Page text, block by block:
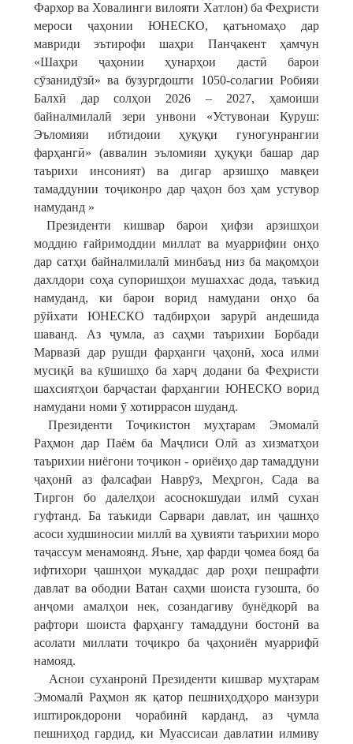
Фархор ва Ховалинги вилояти Хатлон) ба Феҳристи
мероси ҷаҳонии ЮНЕСКО, қатъномаҳо дар
мавриди эътирофи шаҳри Панҷакент ҳамчун
«Шаҳри ҷаҳонии ҳунарҳои дастӣ барои
сӯзанидӯзӣ» ва бузургдошти 1050-солагии Робияи
Балхӣ дар солҳои 2026 – 2027, ҳамоиши
байналмилалӣ зери унвони «Устувонаи Куруш:
Эъломияи ибтидоии ҳуқуқи гуногунрангии
фарҳангӣ» (аввалин эъломияи ҳуқуқи башар дар
таърихи инсоният) ва дигар арзишҳо мавқеи
тамаддунии тоҷиконро дар ҷаҳон боз ҳам устувор
намуданд »
Президенти кишвар барои ҳифзи арзишҳои
моддию ғайримоддии миллат ва муаррифии онҳо
дар сатҳи байналмилалӣ минбаъд низ ба мақомҳои
дахлдори соҳа супоришҳои мушаххас дода, таъкид
намуданд, ки барои ворид намудани онҳо ба
рӯйхати ЮНЕСКО тадбирҳои зарурӣ андешида
шаванд. Аз ҷумла, аз саҳми таърихии Борбади
Марвазӣ дар рушди фарҳанги ҷаҳонӣ, хоса илми
мусиқӣ ва кӯшишҳо ба харҷ додани ба Феҳристи
шахсиятҳои барҷастаи фарҳангии ЮНЕСКО ворид
намудани номи ӯ хотиррасон шуданд.
Президенти Тоҷикистон муҳтарам Эмомалӣ
Раҳмон дар Паём ба Маҷлиси Олӣ аз хизматҳои
таърихии ниёгони тоҷикон - ориёиҳо дар тамаддуни
ҷаҳонӣ аз фалсафаи Наврӯз, Меҳргон, Сада ва
Тиргон бо далелҳои асоснокшудаи илмӣ сухан
гуфтанд. Ба таъкиди Сарвари давлат, ин ҷашнҳо
асоси худшиносии миллӣ ва ҳувияти таърихии моро
таҷассум менамоянд. Яъне, ҳар фарди ҷомеа бояд ба
ифтихори ҷашнҳои муқаддас дар роҳи пешрафти
давлат ва ободии Ватан саҳми шоиста гузошта, бо
анҷоми амалҳои нек, созандагиву бунёдкорӣ ва
рафтори шоиста фарҳангу тамаддуни бостонӣ ва
асолати миллати тоҷикро ба ҷаҳониён муаррифӣ
намояд.
Аснои суханронӣ Президенти кишвар муҳтарам
Эмомалӣ Раҳмон як қатор пешниҳодҳоро манзури
иштирокдорони чорабинӣ карданд, аз ҷумла
пешниҳод гардид, ки Муассисаи давлатии илмиву